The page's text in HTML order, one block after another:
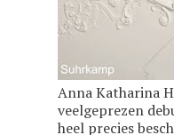
Anna Katharina
veelgeprezen
heel precies